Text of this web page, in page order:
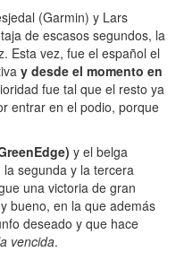
(Garmin) y Lars
de escasos segundos, la
Esta vez, fue el español el
y desde el momento en
fue tal que el resto ya
entrar en el podio, porque
y el belga
segunda y la tercera
una victoria de gran
bueno, en la que además
deseado y que hace
vencida.